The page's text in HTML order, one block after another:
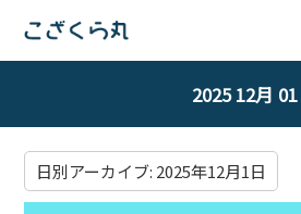
2025 12月 01
日別アーカイブ: 2025年12月1日